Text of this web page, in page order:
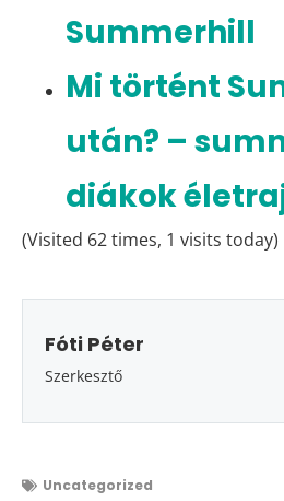
Summerhill
Mi történt
után? –
diákok
(Visited 62 times, 1 visits today)
Fóti Péter
Szerkesztő
Uncategorized